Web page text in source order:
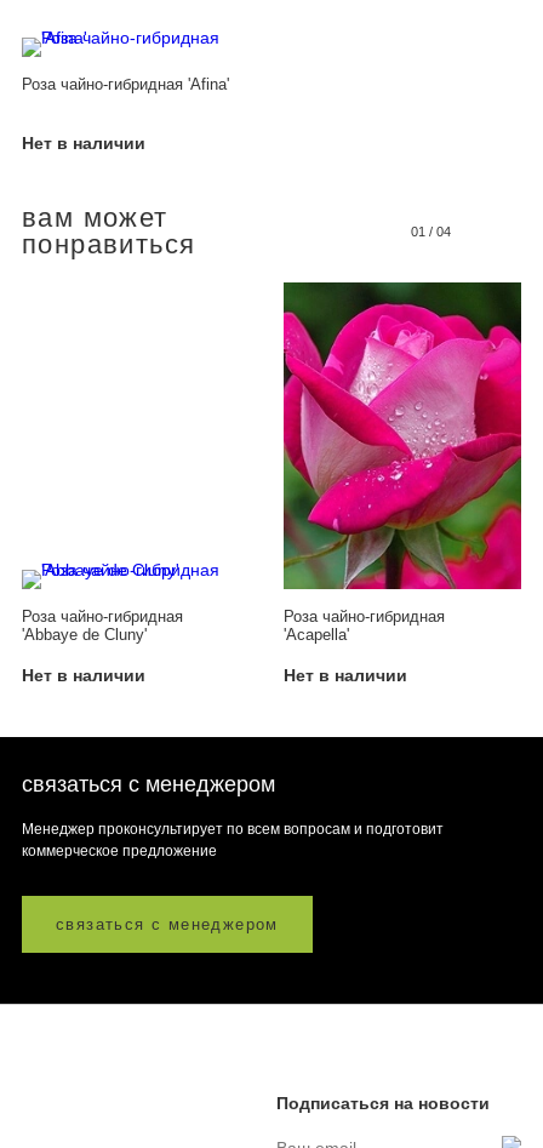
Роза чайно-гибридная 'Afina'
Нет в наличии
вам может
понравиться
01 / 04
Роза чайно-гибридная
'Abbaye de Cluny'
Нет в наличии
Роза чайно-гибридная
'Acapella'
Нет в наличии
связаться с менеджером
Менеджер проконсультирует по всем вопросам и подготовит
коммерческое предложение
связаться с менеджером
Подписаться на новости